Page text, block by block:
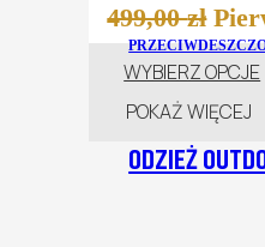
ODZIEŻ
499,00zł
WYBIERZ OPCJE
POKAŻ WIĘCEJ